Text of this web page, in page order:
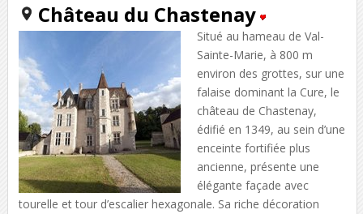
Château du Chastenay
Situé au hameau de Val-
Sainte-Marie, à 800 m
environ des grottes, sur une
falaise dominant la Cure, le
château de Chastenay,
édifié en 1349, au sein d’une
enceinte fortifiée plus
ancienne, présente une
élégante façade avec
tourelle et tour d’escalier hexagonale. Sa riche décoration